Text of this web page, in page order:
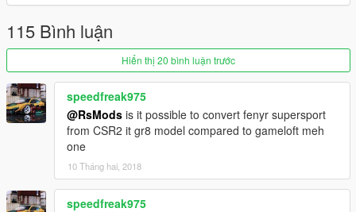
115 Bình luận
Hiển thị 20 bình luận trước
speedfreak975
@RsMods is it possible to convert fenyr supersport
from CSR2 it gr8 model compared to gameloft meh
one
10 Tháng hai, 2018
speedfreak975